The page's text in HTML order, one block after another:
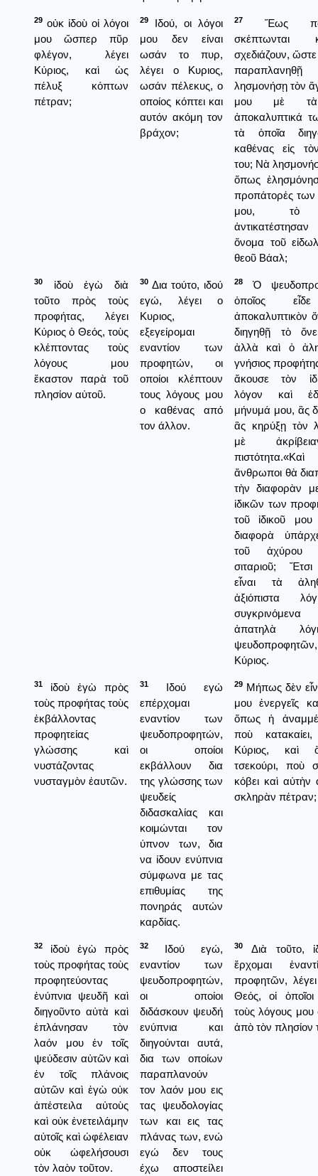
29 οὐκ ἰδοὺ οἱ λόγοι
μου ὥσπερ πῦρ
φλέγον, λέγει
Κύριος, καὶ ὡς
πέλυξ κόπτων
πέτραν;
29
Ιδού, οι λόγοι
μου δεν είναι
ωσάν το πυρ,
λέγει ο Κυριος,
ωσάν πέλεκυς, ο
οποίος κόπτει και
αυτόν ακόμη τον
βράχον;
27
Ἕως
σχεδιάζουν,
λησμονήσῃ τὸν
μου μὲ τὰ
ἀποκαλυπτικά
τὰ ὁποῖα
καθένας εἰς
του; Νὰ
ὅπως
προπάτορές
μου, τὸ
ὄνομα τοῦ
θεοῦ Βάαλ;
30
ἰδοὺ ἐγὼ διὰ
τοῦτο πρὸς τοὺς
προφήτας, λέγει
Κύριος ὁ Θεός, τοὺς
κλέπτοντας τοὺς
λόγους μου
ἕκαστον παρὰ τοῦ
πλησίον αὐτοῦ.
30 Δια τούτο, ιδού
εγώ, λέγει ο
Κυριος,
εξεγείρομαι
εναντίον των
προφητών, οι
οποίοι κλέπτουν
τους λόγους μου
ο καθένας από
τον άλλον.
28
Ὁ
ὁποῖος
ἀποκαλυπτικὸν
διηγηθῇ τὸ
ἀλλὰ καὶ ὁ
γνήσιος
ἄκουσε τὸν
λόγον καὶ
μήνυμά μου, ἂς
ἂς κηρύξῃ τὸν
μὲ
ἄνθρωποι θὰ
τὴν διαφορὰν
ἰδικῶν των
τοῦ ἰδικοῦ μου
διαφορὰ
τοῦ ἀχύρου
σιταριοῦ;
εἶναι τὰ
ἀξιόπιστα
ἀπατηλὰ
Κύριος.
31
ἰδοὺ ἐγὼ πρὸς
τοὺς προφήτας τοὺς
ἐκβάλλοντας
προφητείας
γλώσσης καὶ
νυστάζοντας
νυσταγμὸν ἑαυτῶν.
31
Ιδού εγώ
επέρχομαι
εναντίον των
ψευδοπροφητών,
οι οποίοι
εκβάλλουν δια
της γλώσσης των
ψευδείς
διδασκαλίας και
κοιμώνται τον
ύπνον των, δια
να ίδουν ενύπνια
σύμφωνα με τας
επιθυμίας της
πονηράς αυτών
καρδίας.
29 Μήπως δὲν
μου ἐνεργεῖς
ὅπως ἡ
ποὺ
Κύριος, καὶ
τσεκούρι, ποὺ
κόβει καὶ αὐτὴν
σκληρὰν πέτραν;
32
ἰδοὺ ἐγὼ πρὸς
τοὺς προφήτας τοὺς
προφητεύοντας
ἐνύπνια ψευδῆ καὶ
διηγοῦντο αὐτὰ καὶ
ἐπλάνησαν τὸν
λαόν μου ἐν τοῖς
ψεύδεσιν αὐτῶν καὶ
ἐν τοῖς πλάνοις
αὐτῶν καὶ ἐγὼ οὐκ
ἀπέστειλα αὐτοὺς
καὶ οὐκ ἐνετειλάμην
αὐτοῖς καὶ ὠφέλειαν
οὐκ ὠφελήσουσι
τὸν λαὸν τοῦτον.
32
Ιδού εγώ,
εναντίον των
ψευδοπροφητών,
οι οποίοι
διδάσκουν ψευδή
ενύπνια και
διηγούνται αυτά,
δια των οποίων
παραπλανούν
τον λαόν μου εις
τας ψευδολογίας
των και εις τας
πλάνας των, ενώ
εγώ δεν τους
έχω αποστείλει
30
Διὰ τοῦτο,
ἔρχομαι
προφητῶν,
Θεός, οἱ
τοὺς λόγους μου
ἀπὸ τὸν πλησίον